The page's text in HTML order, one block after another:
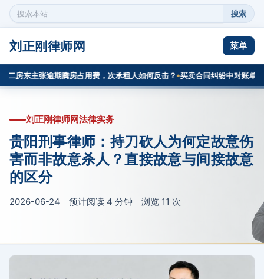
搜
索
本
站
内
容
搜索
刘正刚律师网 菜单
房东主张逾期腾房占用费，次承租人如何反击？ 买卖合同纠纷中对账单的证
刘正刚律师网法律实务
贵阳刑事律师：持刀砍人为何定故意伤
害而非故意杀人？直接故意与间接故意
的区分
2026-06-24 预计阅读 4 分钟 浏览 11 次